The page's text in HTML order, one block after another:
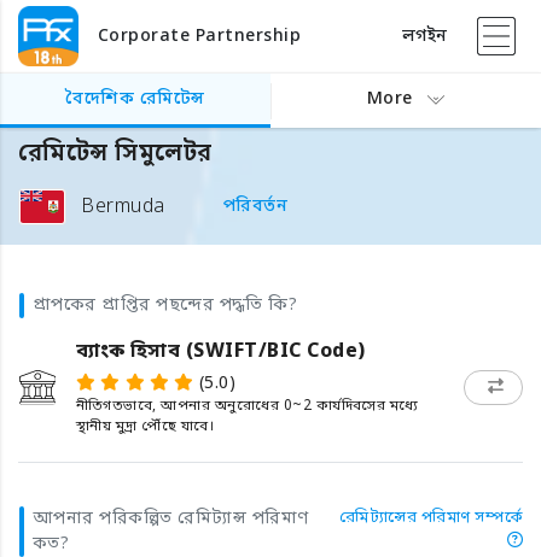
Corporate Partnership লগইন
বৈদেশিক রেমিটেন্স More
রেমিটেন্স সিমুলেটর
Bermuda পরিবর্তন
প্রাপকের প্রাপ্তির পছন্দের পদ্ধতি কি?
ব্যাংক হিসাব (SWIFT/BIC Code)
(5.0)
নীতিগতভাবে, আপনার অনুরোধের 0~2 কার্যদিবসের মধ্যে
স্থানীয় মুদ্রা পৌঁছে যাবে।
আপনার পরিকল্পিত রেমিট্যান্স পরিমাণ
কত?
রেমিট্যান্সের পরিমাণ সম্পর্কে